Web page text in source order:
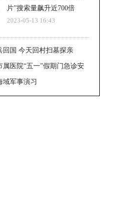
片”搜索量飙升近700倍
2023-05-13 16:43
回国 今天回村扫墓探亲
属医院“五一”假期门急诊安
域军事演习